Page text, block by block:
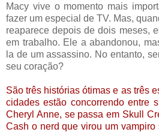
Macy vive o momento mais
fazer um especial de TV. Mas,
reaparece depois de dois meses,
em trabalho. Ele a abandonou,
la de um assassino. No entanto,
seu coração?
São três histórias ótimas e as três
cidades estão concorrendo entre
Cheryl Anne, se passa em Skull
Cash o nerd que virou um